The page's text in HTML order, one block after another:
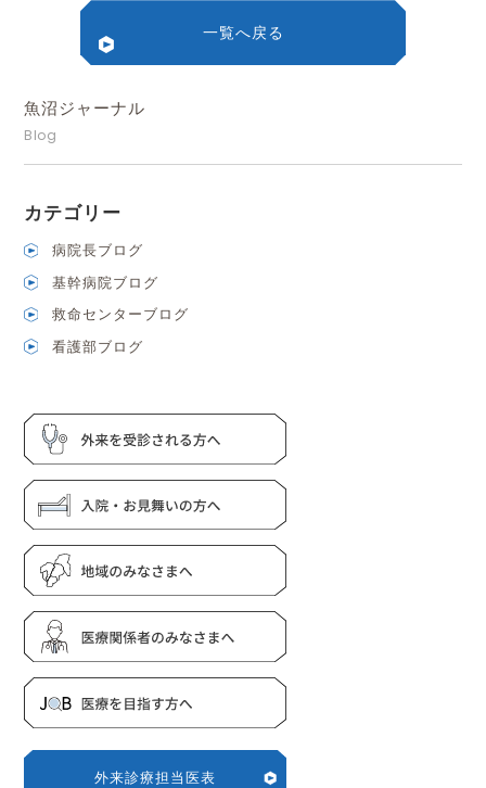
魚沼ジャーナル
Blog
カテゴリー
病院長ブログ
基幹病院ブログ
救命センターブログ
看護部ブログ
外来診療担当医表
一覧へ戻る